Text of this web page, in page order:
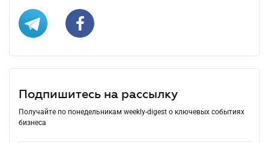
Подпишитесь на рассылку
Получайте по понедельникам weekly-digest о ключевых событиях
бизнеса